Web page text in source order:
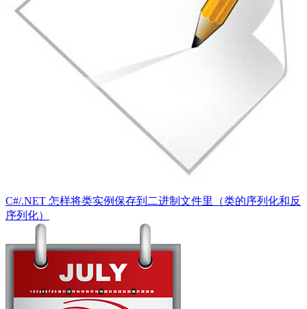
C#/.NET 怎样将类实例保存到二进制文件里（类的序列化和反
序列化）